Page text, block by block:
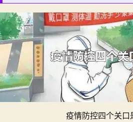
疫情防控四个关口